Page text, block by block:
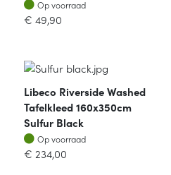
Op voorraad
€ 49,90
Libeco Riverside Washed
Tafelkleed 160x350cm
Sulfur Black
Op voorraad
Op voorraad
€ 234,00